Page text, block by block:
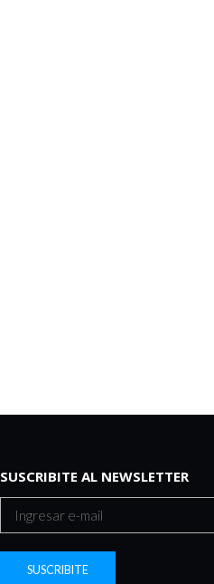
SUSCRIBITE AL NEWSLETTER